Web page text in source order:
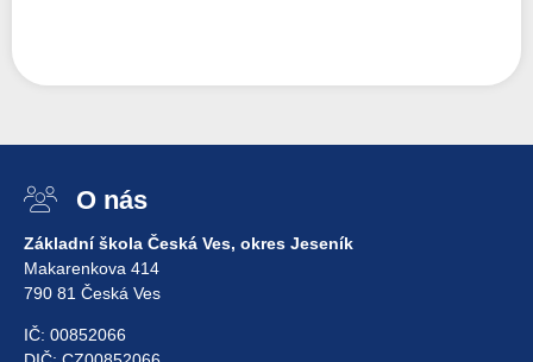
O nás
Základní škola Česká Ves, okres Jeseník
Makarenkova 414
790 81 Česká Ves
IČ: 00852066